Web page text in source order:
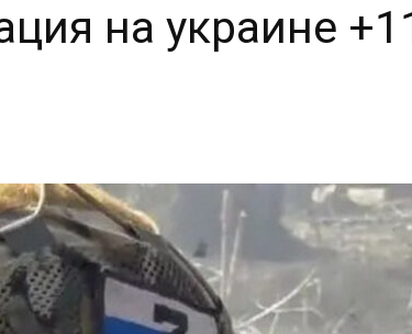
на украине